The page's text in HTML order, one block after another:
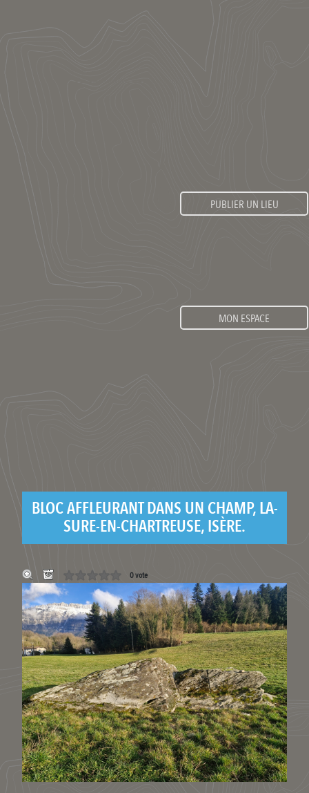
PUBLIER UN LIEU
MON ESPACE
BLOC AFFLEURANT DANS UN CHAMP, LA-
SURE-EN-CHARTREUSE, ISÈRE.
0 vote